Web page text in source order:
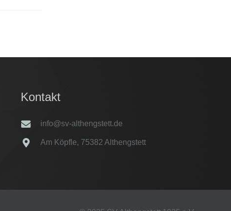
Kontakt
info@sv-althengstett.de
Am Köpfle, 75382 Althengstett